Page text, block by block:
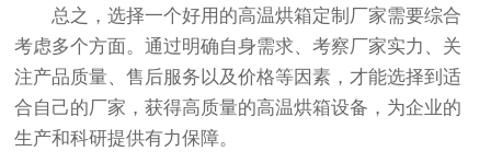
总之，选择一个好用的高温烘箱定制厂家需要综合
考虑多个方面。通过明确自身需求、考察厂家实力、关
注产品质量、售后服务以及价格等因素，才能选择到适
合自己的厂家，获得高质量的高温烘箱设备，为企业的
生产和科研提供有力保障。